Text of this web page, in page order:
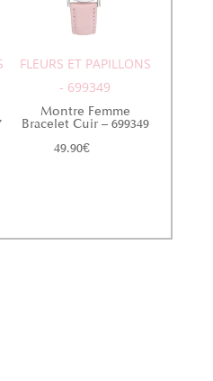
FLEURS ET PAPILLONS
- 699349
Montre Femme
Bracelet Cuir – 699349
49.90€